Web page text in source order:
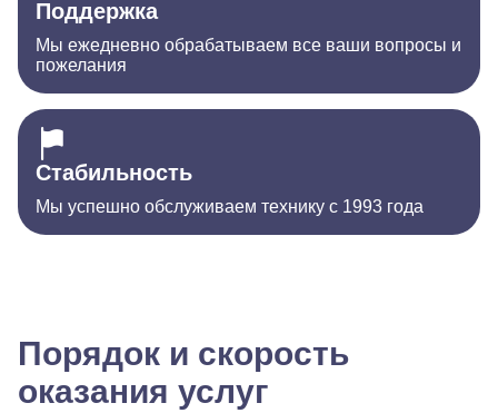
Поддержка
Мы ежедневно обрабатываем все ваши вопросы и
пожелания
Стабильность
Мы успешно обслуживаем технику с 1993 года
Порядок и скорость
оказания услуг